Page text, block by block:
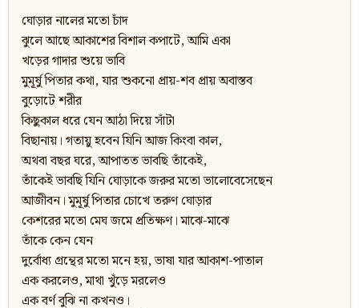
ঘোড়ার নালের মতো চাঁদ
ঝুলে আছে আকাশের বিশাল কপাটে, আমি একা
খড়ের গাদার শুয়ে ভাবি
মুমূর্ষু পিতার কথা, যার শুকনো প্রায়-শব প্রায় অবাস্তব
বুড়োটে শরীর
কিছুকাল ধরে যেন আঠা দিয়ে সাঁটা
বিছানায়। গতায়ু হবেন যিনি আজ কিংবা কাল,
অথবা বছর ঘরে, আপাতত ভাবছি তাঁকেই,
তাঁকেই ভাবছি যিনি ঘোড়াকে জরুর মতো ভালোবেসেছেন
আজীবন। মুমূর্ষু পিতার চোখে তরুণ ঘোড়ার
কেশরের মতো মেঘ জমে প্রতিক্ষণ। মাঝে-মাঝে
তাঁকে কেন যেন
দুর্বোধ্য গ্রন্থের মতো মনে হয়, ভাষা যার আকাশ-পাতাল
এক করলেও, মাথা খুঁড়ে মরলেও
এক বর্ণ বুঝি না কখনও।